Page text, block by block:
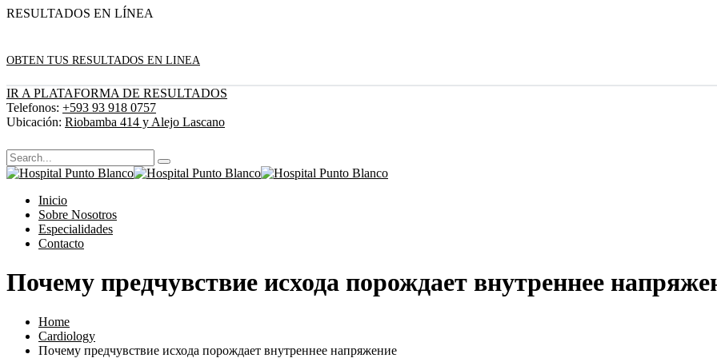
RESULTADOS EN LÍNEA
OBTEN TUS RESULTADOS EN LINEA
IR A PLATAFORMA DE RESULTADOS
Telefonos: +593 93 918 0757
Ubicación: Riobamba 414 y Alejo Lascano
Inicio
Sobre Nosotros
Especialidades
Contacto
Почему предчувствие исхода порождает внутреннее
Home
Cardiology
Почему предчувствие исхода порождает внутреннее напряжение